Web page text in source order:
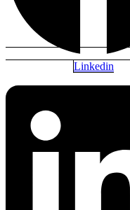
Linkedin